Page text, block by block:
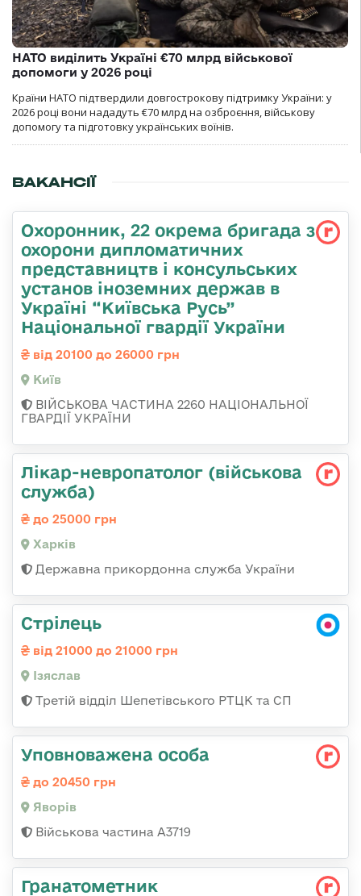
НАТО виділить Україні €70 млрд військової
допомоги у 2026 році
Країни НАТО підтвердили довгострокову підтримку України: у
2026 році вони нададуть €70 млрд на озброєння, військову
допомогу та підготовку українських воїнів.
ВАКАНСІЇ
Охоронник, 22 окрема бригада з
охорони дипломатичних
представництв і консульських
установ іноземних держав в
Україні “Київська Русь”
Національної гвардії України
від 20100 до 26000 грн
Київ
ВІЙСЬКОВА ЧАСТИНА 2260 НАЦІОНАЛЬНОЇ
ГВАРДІЇ УКРАЇНИ
Лікар-невропатолог (військова
служба)
до 25000 грн
Харків
Державна прикордонна служба України
Стрілець
від 21000 до 21000 грн
Ізяслав
Третій відділ Шепетівського РТЦК та СП
Уповноважена особа
до 20450 грн
Яворів
Військова частина А3719
Гранатометник